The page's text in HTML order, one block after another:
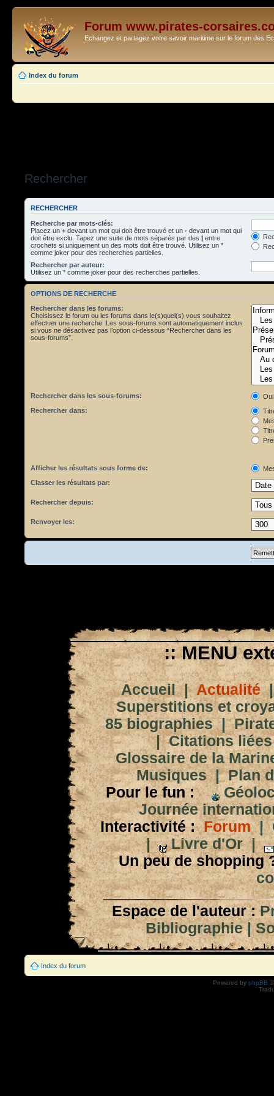
Forum www.pirates-
Echangez et partagez votre savoir maritime sur le forum des
Index du forum
Rechercher
RECHERCHER
Recherche par mots-clés:
Placez un + devant un mot qui doit être trouvé et un - devant un mot qui
doit être exclu. Tapez une suite de mots séparés par des | entre
crochets si uniquement un des mots doit être trouvé. Utilisez un *
comme joker pour des recherches partielles.
Rechercher par auteur:
Utilisez un * comme joker pour des recherches partielles.
OPTIONS DE RECHERCHE
Rechercher dans les forums:
Choisissez le forum ou les forums dans le(s)quel(s) vous souhaitez
effectuer une recherche. Les sous-forums sont automatiquement inclus
si vous ne désactivez pas l’option ci-dessous “Rechercher dans les
sous-forums”.
Rechercher dans les sous-forums:
Oui
Rechercher dans:
Afficher les résultats sous forme de:
Classer les résultats par:
Rechercher depuis:
Renvoyer les:
:: MENU
Accueil|Actualité
Superstitions et
85 biographies|
|Citations
Glossaire de la
Musiques|Plan
Pour le fun :
Journée
Interactivité : Forum|
|
Livre d'Or|
Un peu de shopping
Espace de l'auteur :
Bibliographie|
Index du forum
Powered by phpBB